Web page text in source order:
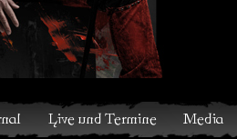
Media Shop Band Discografie